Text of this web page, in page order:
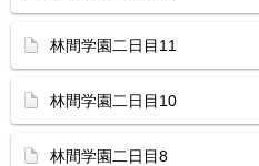
林間学園二日目11
林間学園二日目10
林間学園二日目8